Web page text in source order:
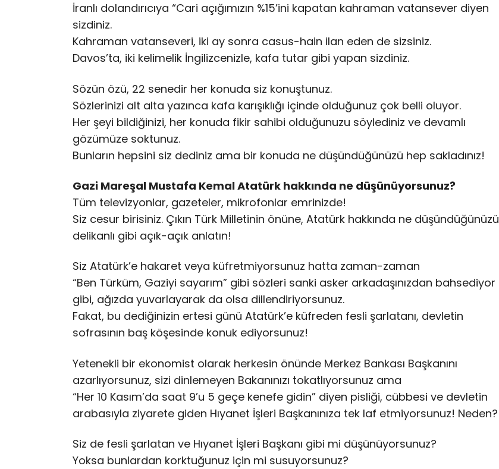
İranlı dolandırıcıya “Cari açığımızın %15’ini kapatan kahraman vatansever diyen
sizdiniz.
Kahraman vatanseveri, iki ay sonra casus-hain ilan eden de sizsiniz.
Davos’ta, iki kelimelik İngilizcenizle, kafa tutar gibi yapan sizdiniz.
Sözün özü, 22 senedir her konuda siz konuştunuz.
Sözlerinizi alt alta yazınca kafa karışıklığı içinde olduğunuz çok belli oluyor.
Her şeyi bildiğinizi, her konuda fikir sahibi olduğunuzu söylediniz ve devamlı
gözümüze soktunuz.
Bunların hepsini siz dediniz ama bir konuda ne düşündüğünüzü hep sakladınız!
Gazi Mareşal Mustafa Kemal Atatürk hakkında ne düşünüyorsunuz?
Tüm televizyonlar, gazeteler, mikrofonlar emrinizde!
Siz cesur birisiniz. Çıkın Türk Milletinin önüne, Atatürk hakkında ne düşündüğünüzü
delikanlı gibi açık-açık anlatın!
Siz Atatürk’e hakaret veya küfretmiyorsunuz hatta zaman-zaman
“Ben Türküm, Gaziyi sayarım” gibi sözleri sanki asker arkadaşınızdan bahsediyor
gibi, ağızda yuvarlayarak da olsa dillendiriyorsunuz.
Fakat, bu dediğinizin ertesi günü Atatürk’e küfreden fesli şarlatanı, devletin
sofrasının baş köşesinde konuk ediyorsunuz!
Yetenekli bir ekonomist olarak herkesin önünde Merkez Bankası Başkanını
azarlıyorsunuz, sizi dinlemeyen Bakanınızı tokatlıyorsunuz ama
“Her 10 Kasım’da saat 9’u 5 geçe kenefe gidin” diyen pisliği, cübbesi ve devletin
arabasıyla ziyarete giden Hıyanet İşleri Başkanınıza tek laf etmiyorsunuz! Neden?
Siz de fesli şarlatan ve Hıyanet İşleri Başkanı gibi mi düşünüyorsunuz?
Yoksa bunlardan korktuğunuz için mi susuyorsunuz?